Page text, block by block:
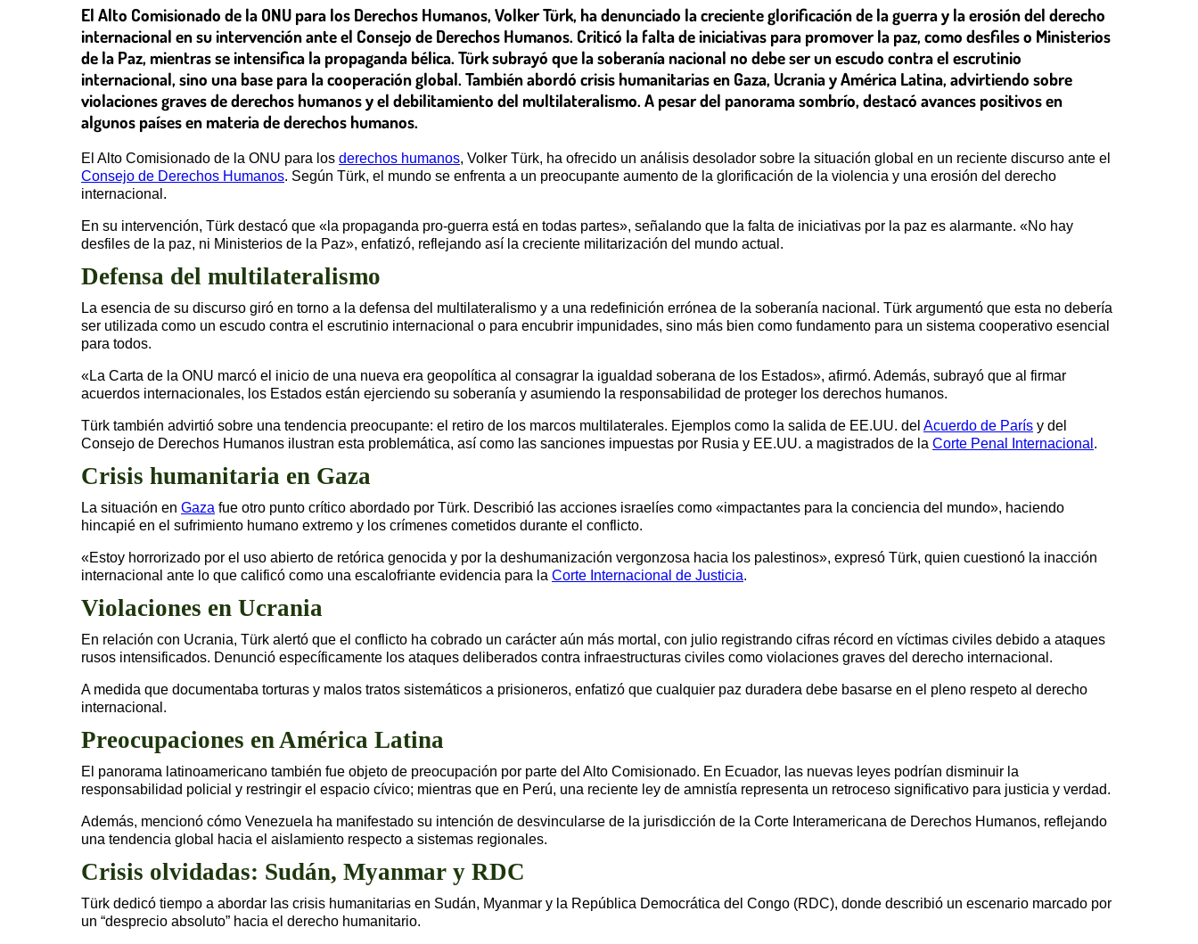
El Alto Comisionado de la ONU para los Derechos Humanos, Volker Türk, ha denunciado la creciente glorificación de la guerra y la erosión del derecho
internacional en su intervención ante el Consejo de Derechos Humanos. Criticó la falta de iniciativas para promover la paz, como desfiles o Ministerios
de la Paz, mientras se intensifica la propaganda bélica. Türk subrayó que la soberanía nacional no debe ser un escudo contra el escrutinio
internacional, sino una base para la cooperación global. También abordó crisis humanitarias en Gaza, Ucrania y América Latina, advirtiendo sobre
violaciones graves de derechos humanos y el debilitamiento del multilateralismo. A pesar del panorama sombrío, destacó avances positivos en
algunos países en materia de derechos humanos.
El Alto Comisionado de la ONU para los derechos humanos, Volker Türk, ha ofrecido un análisis desolador sobre la situación global en un reciente discurso ante el
Consejo de Derechos Humanos. Según Türk, el mundo se enfrenta a un preocupante aumento de la glorificación de la violencia y una erosión del derecho
internacional.
En su intervención, Türk destacó que «la propaganda pro-guerra está en todas partes», señalando que la falta de iniciativas por la paz es alarmante. «No hay
desfiles de la paz, ni Ministerios de la Paz», enfatizó, reflejando así la creciente militarización del mundo actual.
Defensa del multilateralismo
La esencia de su discurso giró en torno a la defensa del multilateralismo y a una redefinición errónea de la soberanía nacional. Türk argumentó que esta no debería
ser utilizada como un escudo contra el escrutinio internacional o para encubrir impunidades, sino más bien como fundamento para un sistema cooperativo esencial
para todos.
«La Carta de la ONU marcó el inicio de una nueva era geopolítica al consagrar la igualdad soberana de los Estados», afirmó. Además, subrayó que al firmar
acuerdos internacionales, los Estados están ejerciendo su soberanía y asumiendo la responsabilidad de proteger los derechos humanos.
Türk también advirtió sobre una tendencia preocupante: el retiro de los marcos multilaterales. Ejemplos como la salida de EE.UU. del Acuerdo de París y del
Consejo de Derechos Humanos ilustran esta problemática, así como las sanciones impuestas por Rusia y EE.UU. a magistrados de la Corte Penal Internacional .
Crisis humanitaria en Gaza
La situación en Gaza fue otro punto crítico abordado por Türk. Describió las acciones israelíes como «impactantes para la conciencia del mundo», haciendo
hincapié en el sufrimiento humano extremo y los crímenes cometidos durante el conflicto.
«Estoy horrorizado por el uso abierto de retórica genocida y por la deshumanización vergonzosa hacia los palestinos», expresó Türk, quien cuestionó la inacción
internacional ante lo que calificó como una escalofriante evidencia para la Corte Internacional de Justicia.
Violaciones en Ucrania
En relación con Ucrania, Türk alertó que el conflicto ha cobrado un carácter aún más mortal, con julio registrando cifras récord en víctimas civiles debido a ataques
rusos intensificados. Denunció específicamente los ataques deliberados contra infraestructuras civiles como violaciones graves del derecho internacional.
A medida que documentaba torturas y malos tratos sistemáticos a prisioneros, enfatizó que cualquier paz duradera debe basarse en el pleno respeto al derecho
internacional.
Preocupaciones en América Latina
El panorama latinoamericano también fue objeto de preocupación por parte del Alto Comisionado. En Ecuador, las nuevas leyes podrían disminuir la
responsabilidad policial y restringir el espacio cívico; mientras que en Perú, una reciente ley de amnistía representa un retroceso significativo para justicia y verdad.
Además, mencionó cómo Venezuela ha manifestado su intención de desvincularse de la jurisdicción de la Corte Interamericana de Derechos Humanos, reflejando
una tendencia global hacia el aislamiento respecto a sistemas regionales.
Crisis olvidadas: Sudán, Myanmar y RDC
Türk dedicó tiempo a abordar las crisis humanitarias en Sudán, Myanmar y la República Democrática del Congo (RDC), donde describió un escenario marcado por
un “desprecio absoluto” hacia el derecho humanitario.